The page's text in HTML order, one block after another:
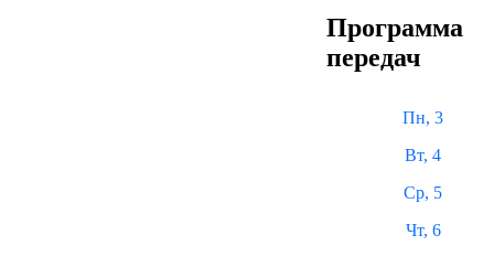
Программа
передач
Пн, 3
Вт, 4
Ср, 5
Чт, 6